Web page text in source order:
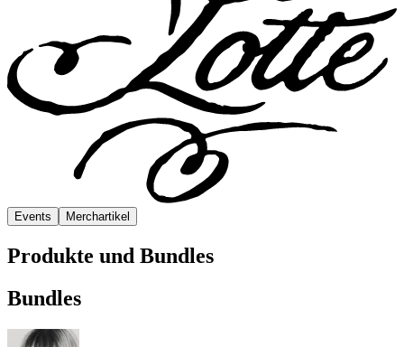
Events Merchartikel
Produkte und Bundles
Bundles